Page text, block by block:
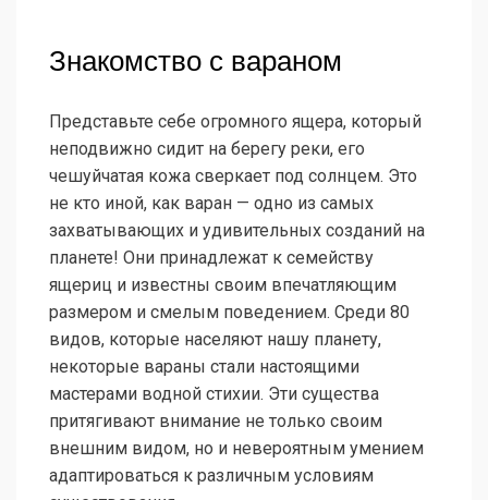
Знакомство с вараном
Представьте себе огромного ящера, который
неподвижно сидит на берегу реки, его
чешуйчатая кожа сверкает под солнцем. Это
не кто иной, как варан — одно из самых
захватывающих и удивительных созданий на
планете! Они принадлежат к семейству
ящериц и известны своим впечатляющим
размером и смелым поведением. Среди 80
видов, которые населяют нашу планету,
некоторые вараны стали настоящими
мастерами водной стихии. Эти существа
притягивают внимание не только своим
внешним видом, но и невероятным умением
адаптироваться к различным условиям